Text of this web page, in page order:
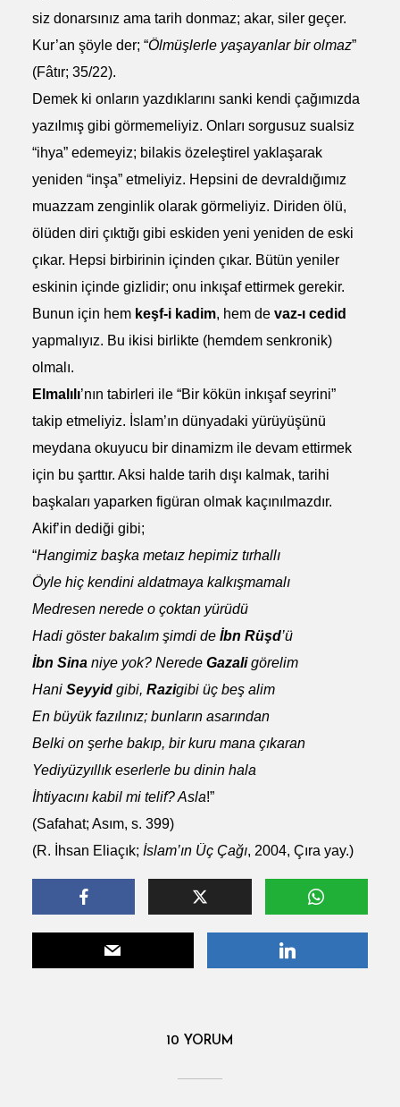
siz donarsınız ama tarih donmaz; akar, siler geçer.
Kur’an şöyle der; “Ölmüşlerle yaşayanlar bir olmaz”
(Fâtır; 35/22).
Demek ki onların yazdıklarını sanki kendi çağımızda
yazılmış gibi görmemeliyiz. Onları sorgusuz sualsiz
“ihya” edemeyiz; bilakis özeleştirel yaklaşarak
yeniden “inşa” etmeliyiz. Hepsini de devraldığımız
muazzam zenginlik olarak görmeliyiz. Diriden ölü,
ölüden diri çıktığı gibi eskiden yeni yeniden de eski
çıkar. Hepsi birbirinin içinden çıkar. Bütün yeniler
eskinin içinde gizlidir; onu inkışaf ettirmek gerekir.
Bunun için hem keşf-i kadim, hem de vaz-ı cedid
yapmalıyız. Bu ikisi birlikte (hemdem senkronik)
olmalı.
Elmalılı’nın tabirleri ile “Bir kökün inkışaf seyrini”
takip etmeliyiz. İslam’ın dünyadaki yürüyüşünü
meydana okuyucu bir dinamizm ile devam ettirmek
için bu şarttır. Aksi halde tarih dışı kalmak, tarihi
başkaları yaparken figüran olmak kaçınılmazdır.
Akif’in dediği gibi;
“Hangimiz başka metaız hepimiz tırhallı
Öyle hiç kendini aldatmaya kalkışmamalı
Medresen nerede o çoktan yürüdü
Hadi göster bakalım şimdi de İbn Rüşd’ü
İbn Sinaniye yok? Nerede Gazaligörelim
Hani Seyyidgibi, Razigibi üç beş alim
En büyük fazılınız; bunların asarından
Belki on şerhe bakıp, bir kuru mana çıkaran
Yediyüzyıllık eserlerle bu dinin hala
İhtiyacını kabil mi telif? Asla!”
(Safahat; Asım, s. 399)
(R. İhsan Eliaçık; İslam’ın Üç Çağı, 2004, Çıra yay.)
10 YORUM